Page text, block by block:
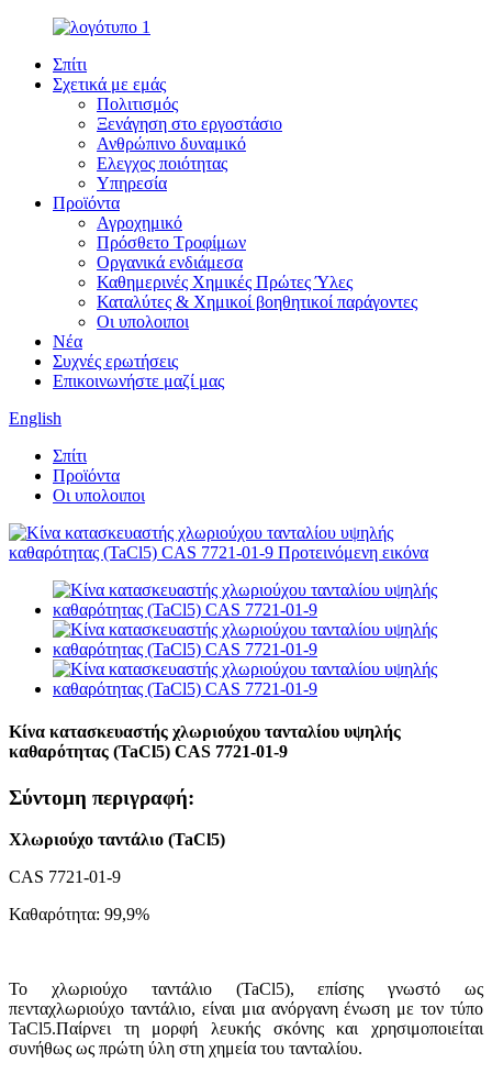
Σπίτι
Σχετικά με εμάς
Πολιτισμός
Ξενάγηση στο εργοστάσιο
Ανθρώπινο δυναμικό
Ελεγχος ποιότητας
Υπηρεσία
Προϊόντα
Αγροχημικό
Πρόσθετο Τροφίμων
Οργανικά ενδιάμεσα
Καθημερινές Χημικές Πρώτες Ύλες
Καταλύτες & Χημικοί βοηθητικοί παράγοντες
Οι υπολοιποι
Νέα
Συχνές ερωτήσεις
Επικοινωνήστε μαζί μας
English
Σπίτι
Προϊόντα
Οι υπολοιποι
Κίνα κατασκευαστής χλωριούχου τανταλίου υψηλής
καθαρότητας (TaCl5) CAS 7721-01-9
Σύντομη περιγραφή:
Χλωριούχο ταντάλιο (TaCl5)
CAS 7721-01-9
Καθαρότητα: 99,9%
Το χλωριούχο ταντάλιο (TaCl5), επίσης γνωστό ως
πενταχλωριούχο ταντάλιο, είναι μια ανόργανη ένωση με τον τύπο
TaCl5.Παίρνει τη μορφή λευκής σκόνης και χρησιμοποιείται
συνήθως ως πρώτη ύλη στη χημεία του τανταλίου.